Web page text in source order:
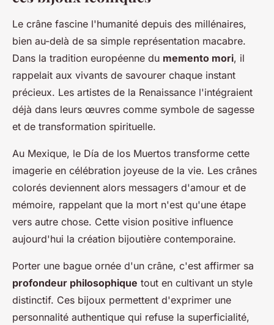
Le crâne fascine l'humanité depuis des millénaires,
bien au-delà de sa simple représentation macabre.
Dans la tradition européenne du memento mori, il
rappelait aux vivants de savourer chaque instant
précieux. Les artistes de la Renaissance l'intégraient
déjà dans leurs œuvres comme symbole de sagesse
et de transformation spirituelle.
Au Mexique, le Día de los Muertos transforme cette
imagerie en célébration joyeuse de la vie. Les crânes
colorés deviennent alors messagers d'amour et de
mémoire, rappelant que la mort n'est qu'une étape
vers autre chose. Cette vision positive influence
aujourd'hui la création bijoutière contemporaine.
Porter une bague ornée d'un crâne, c'est affirmer sa
profondeur philosophique tout en cultivant un style
distinctif. Ces bijoux permettent d'exprimer une
personnalité authentique qui refuse la superficialité,